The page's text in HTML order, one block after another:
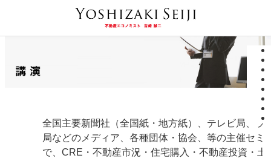
全国主要新聞社（全国紙・地方紙）、テレビ局、ラ
局などのメディア、各種団体・協会、等の主催セミ
で、CRE・不動産市況・住宅購入・不動産投資・土